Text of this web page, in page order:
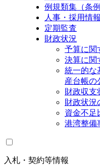
例規類集（条
人事・採用情報
定期監査
財政状況
予算に関
決算に関
統一的な
産台帳の
財政収支
財政状況
資金不足
港湾整備
入札・契約等情報